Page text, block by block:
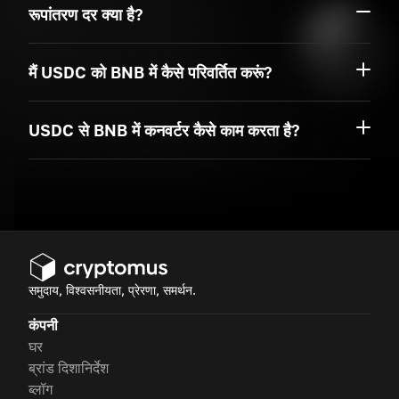
रूपांतरण दर क्या है?
मैं USDC को BNB में कैसे परिवर्तित करूं?
USDC से BNB में कनवर्टर कैसे काम करता है?
समुदाय, विश्वसनीयता, प्रेरणा, समर्थन.
कंपनी
घर
ब्रांड दिशानिर्देश
ब्लॉग